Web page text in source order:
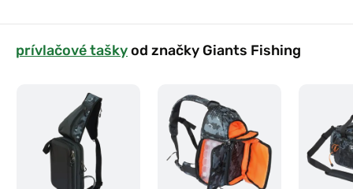
prívlačové taškyod značky Giants Fishing